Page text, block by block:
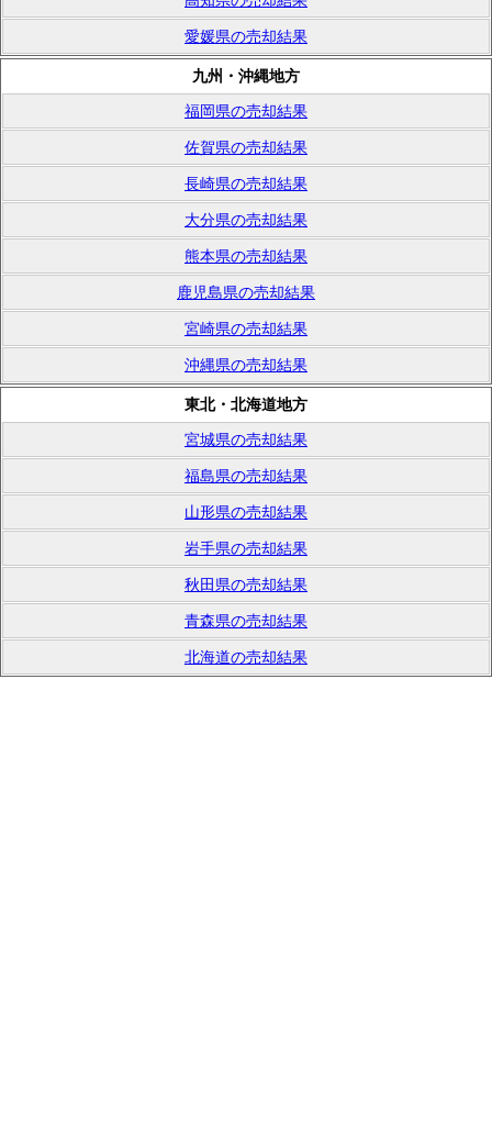
愛媛県の売却結果
九州・沖縄地方
福岡県の売却結果
佐賀県の売却結果
長崎県の売却結果
大分県の売却結果
熊本県の売却結果
鹿児島県の売却結果
宮崎県の売却結果
沖縄県の売却結果
東北・北海道地方
宮城県の売却結果
福島県の売却結果
山形県の売却結果
岩手県の売却結果
秋田県の売却結果
青森県の売却結果
北海道の売却結果